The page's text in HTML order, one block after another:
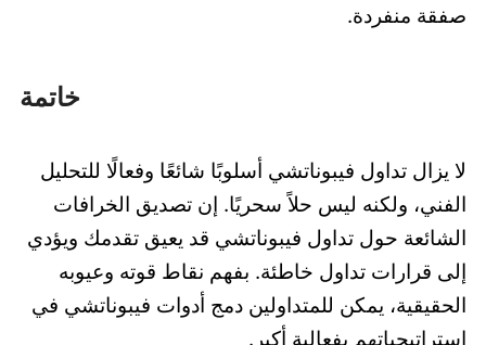
صفقة منفردة.
خاتمة
لا يزال تداول فيبوناتشي أسلوبًا شائعًا وفعالًا للتحليل
الفني، ولكنه ليس حلاً سحريًا. إن تصديق الخرافات
الشائعة حول تداول فيبوناتشي قد يعيق تقدمك ويؤدي
إلى قرارات تداول خاطئة. بفهم نقاط قوته وعيوبه
الحقيقية، يمكن للمتداولين دمج أدوات فيبوناتشي في
استراتيجياتهم بفعالية أكبر.